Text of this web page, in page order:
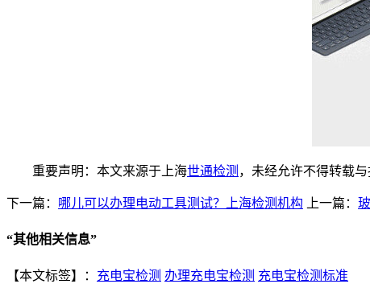
重要声明：本文来源于上海世通检测 ，未经允许不得转载与
下一篇： 哪儿可以办理电动工具测试？上海检测机构 上一篇：
“其他相关信息”
【本文标签】： 充电宝检测 办理充电宝检测 充电宝检测标准